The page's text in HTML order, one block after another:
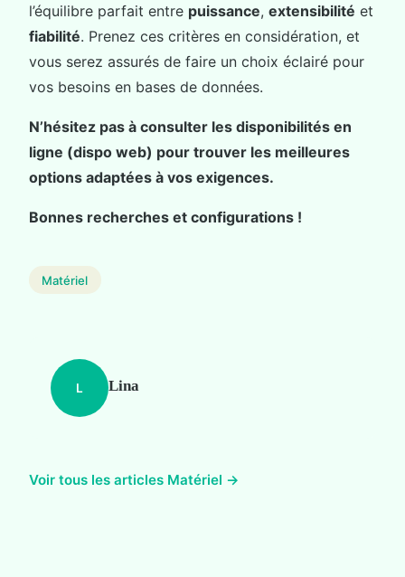
l’équilibre parfait entre puissance, extensibilité et
fiabilité. Prenez ces critères en considération, et
vous serez assurés de faire un choix éclairé pour
vos besoins en bases de données.
N’hésitez pas à consulter les disponibilités en
ligne (dispo web) pour trouver les meilleures
options adaptées à vos exigences.
Bonnes recherches et configurations !
Matériel
L Lina
Voir tous les articles Matériel →